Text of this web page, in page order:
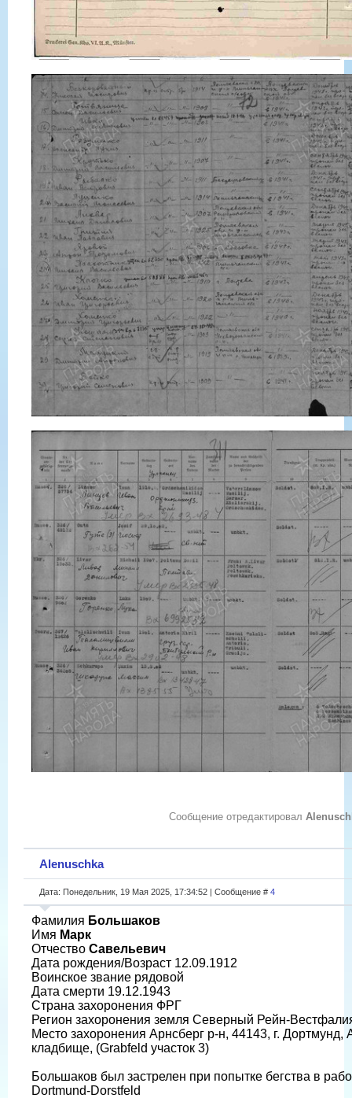
Сообщение отредактировал
Alenuschka
Дата: Понедельник, 19 Мая 2025, 17:34:52 | Сообщение # 4
Фамилия Большаков
Имя Марк
Отчество Савельевич
Дата рождения/Возраст 12.09.1912
Воинское звание рядовой
Дата смерти 19.12.1943
Страна захоронения ФРГ
Регион захоронения земля Северный Рейн-
Место захоронения Арнсберг р-н, 44143, г. Дортмунд,
кладбище, (Grabfeld участок 3)
Большаков был застрелен при попытке бегства в
Dortmund-Dorstfeld